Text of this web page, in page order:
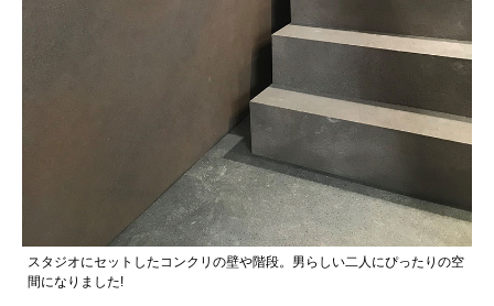
スタジオにセットしたコンクリの壁や階段。男らしい二人にぴったりの空
間になりました!